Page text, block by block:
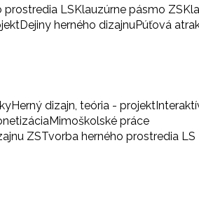
prostredia LS Klauzúrne pásmo ZS
Dejiny herného dizajnuPúťová
Herný dizajn, teória - projekt
Mimoškolské práce
ZSTvorba herného prostredia LS